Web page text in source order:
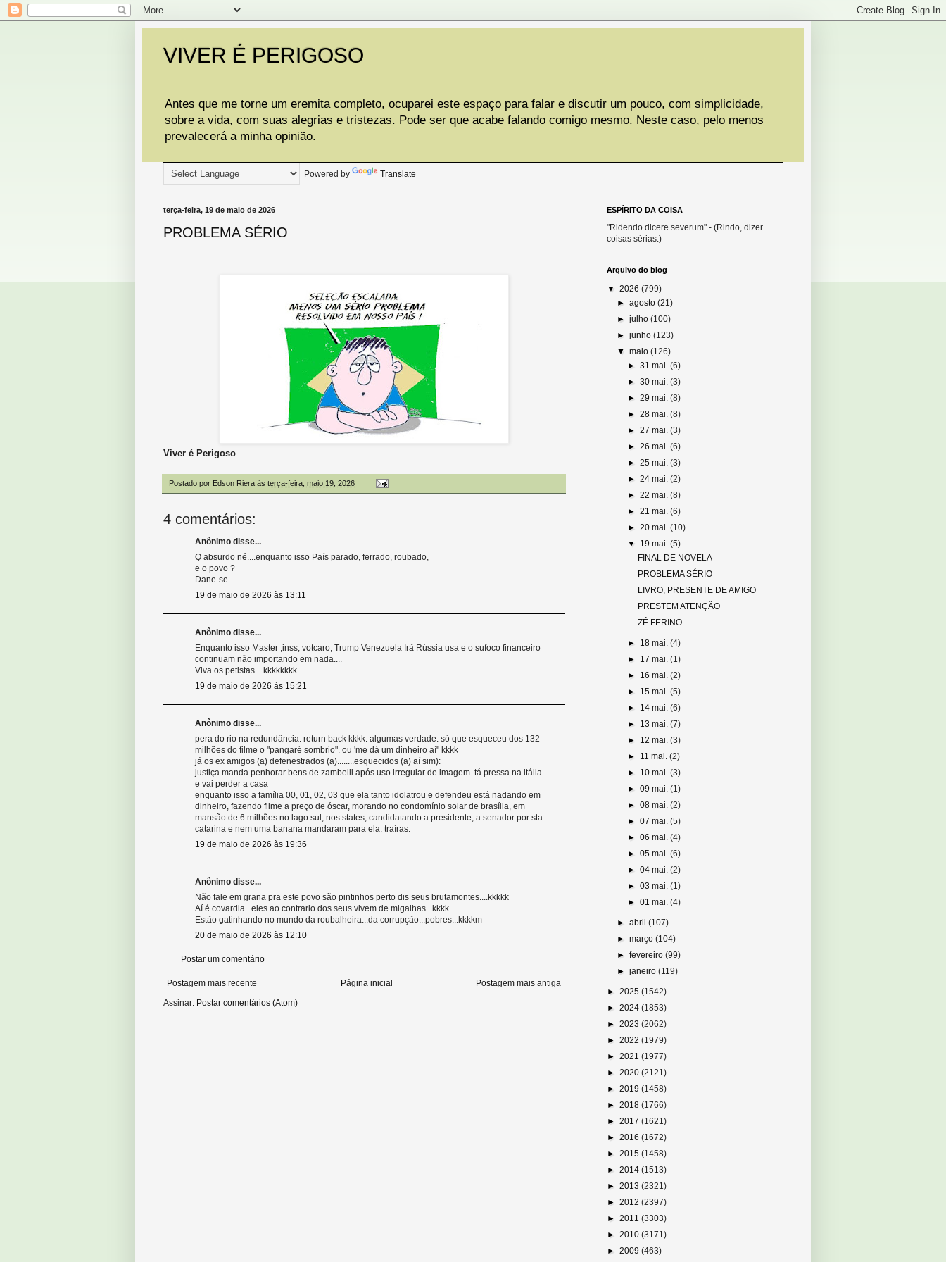
VIVER É PERIGOSO
Antes que me torne um eremita completo, ocuparei este espaço para falar e discutir um pouco, com simplicidade,
sobre a vida, com suas alegrias e tristezas. Pode ser que acabe falando comigo mesmo. Neste caso, pelo menos
prevalecerá a minha opinião.
Powered by Translate
terça-feira, 19 de maio de 2026
PROBLEMA SÉRIO
Viver é Perigoso
Postado por Edson Riera às terça-feira, maio 19, 2026
4 comentários:
Anônimo disse...
Q absurdo né....enquanto isso País parado, ferrado, roubado,
e o povo ?
Dane-se....
19 de maio de 2026 às 13:11
Anônimo disse...
Enquanto isso Master ,inss, votcaro, Trump Venezuela Irã Rússia usa e o sufoco financeiro
continuam não importando em nada....
Viva os petistas... kkkkkkkk
19 de maio de 2026 às 15:21
Anônimo disse...
pera do rio na redundância: return back kkkk. algumas verdade. só que esqueceu dos 132
milhões do filme o "pangaré sombrio". ou 'me dá um dinheiro aí" kkkk
já os ex amigos (a) defenestrados (a)........esquecidos (a) aí sim):
justiça manda penhorar bens de zambelli após uso irregular de imagem. tá pressa na itália
e vai perder a casa
enquanto isso a família 00, 01, 02, 03 que ela tanto idolatrou e defendeu está nadando em
dinheiro, fazendo filme a preço de óscar, morando no condomínio solar de brasília, em
mansão de 6 milhões no lago sul, nos states, candidatando a presidente, a senador por sta.
catarina e nem uma banana mandaram para ela. traíras.
19 de maio de 2026 às 19:36
Anônimo disse...
Não fale em grana pra este povo são pintinhos perto dis seus brutamontes....kkkkk
Aí é covardia...eles ao contrario dos seus vivem de migalhas...kkkk
Estão gatinhando no mundo da roubalheira...da corrupção...pobres...kkkkm
20 de maio de 2026 às 12:10
Postar um comentário
Postagem mais recente Postagem mais antiga
Página inicial
Assinar: Postar comentários (Atom)
ESPÍRITO DA COISA
"Ridendo dicere severum" - (Rindo, dizer
coisas sérias.)
Arquivo do blog
▼ 2026 (799)
►agosto(21)
►julho(100)
►junho(123)
▼maio(126)
► 31 mai. (6)
► 30 mai. (3)
► 29 mai. (8)
► 28 mai. (8)
► 27 mai. (3)
► 26 mai. (6)
► 25 mai. (3)
► 24 mai. (2)
► 22 mai. (8)
► 21 mai. (6)
► 20 mai. (10)
▼ 19 mai. (5)
FINAL DE NOVELA
PROBLEMA SÉRIO
LIVRO, PRESENTE DE AMIGO
PRESTEM ATENÇÃO
ZÉ FERINO
► 18 mai. (4)
► 17 mai. (1)
► 16 mai. (2)
► 15 mai. (5)
► 14 mai. (6)
► 13 mai. (7)
► 12 mai. (3)
► 11 mai. (2)
► 10 mai. (3)
► 09 mai. (1)
► 08 mai. (2)
► 07 mai. (5)
► 06 mai. (4)
► 05 mai. (6)
► 04 mai. (2)
► 03 mai. (1)
► 01 mai. (4)
►abril(107)
►março(104)
►fevereiro(99)
►janeiro(119)
► 2025 (1542)
► 2024 (1853)
► 2023 (2062)
► 2022 (1979)
► 2021 (1977)
► 2020 (2121)
► 2019 (1458)
► 2018 (1766)
► 2017 (1621)
► 2016 (1672)
► 2015 (1458)
► 2014 (1513)
► 2013 (2321)
► 2012 (2397)
► 2011 (3303)
► 2010 (3171)
► 2009 (463)